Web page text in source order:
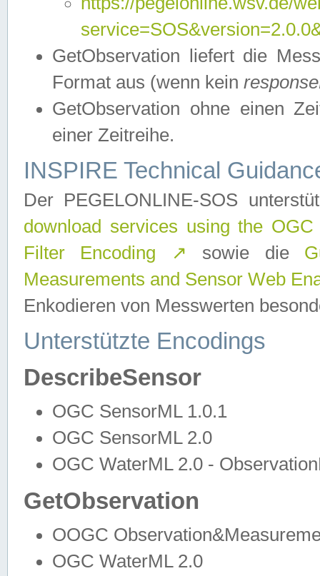
GetObservation liefert die
Format aus (wenn kein
GetObservation ohne einen
einer Zeitreihe.
INSPIRE Technical
Der PEGELONLINE-SOS
download services using the
Filter Encoding
↗ sowie die
Measurements and Sensor Web
Enkodieren von Messwerten
Unterstützte Encodings
DescribeSensor
OGC SensorML 1.0.1
OGC SensorML 2.0
OGC WaterML 2.0 -
GetObservation
OOGC
OGC WaterML 2.0